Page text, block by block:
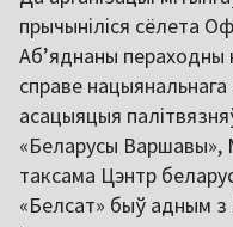
прычыніліся сёлета
Аб’яднаны пераходны
справе
асацыяцыя
«Беларусы Варшавы»,
таксама Цэнтр
«Белсат» быў адным